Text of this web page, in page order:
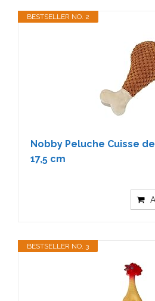
BESTSELLER NO. 2
Nobby Peluche Cuisse
17,5 cm
BESTSELLER NO. 3